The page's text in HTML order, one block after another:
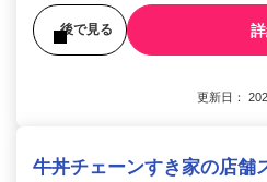
後で見る
更新日：
牛丼チェーンすき家の店舗